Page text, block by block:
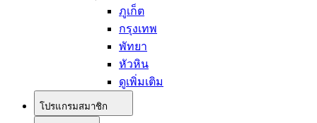
ภูเก็ต
กรุงเทพ
พัทยา
หัวหิน
ดูเพิ่มเติม
โปรแกรมสมาชิก